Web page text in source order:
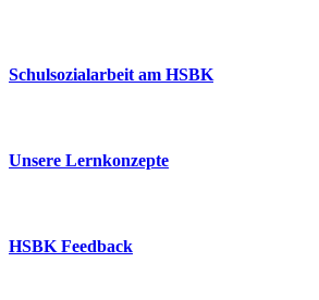
Schulsozialarbeit am HSBK
Unsere Lernkonzepte
HSBK Feedback